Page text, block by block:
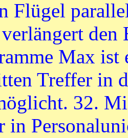
Flügel
den
Max ist
Treffer in
32.
in